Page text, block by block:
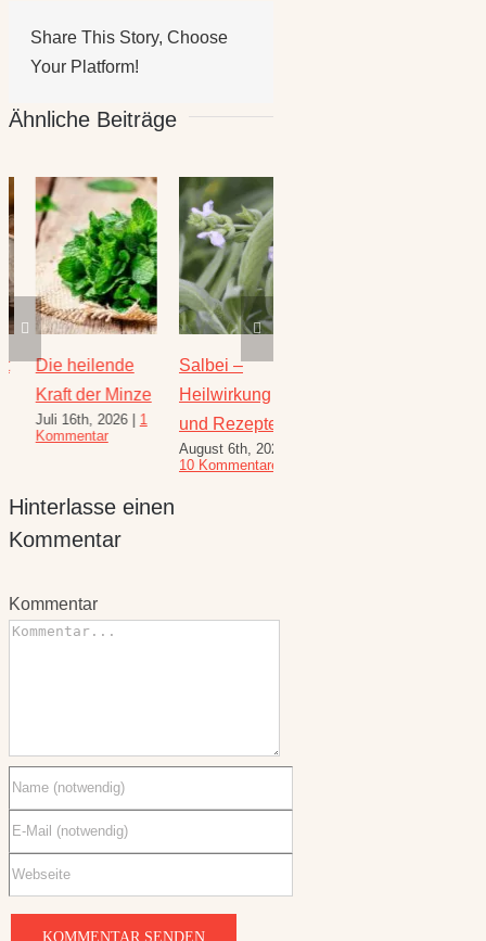
Share This Story, Choose
Your Platform!
Ähnliche Beiträge
Die heilende
Kraft der Minze
Juli 16th, 2026 | 1
Kommentar
Salbei –
Heilwirkung
und Rezepte
August 6th, 2026 |
10 Kommentare
Hinterlasse einen
Kommentar
Kommentar